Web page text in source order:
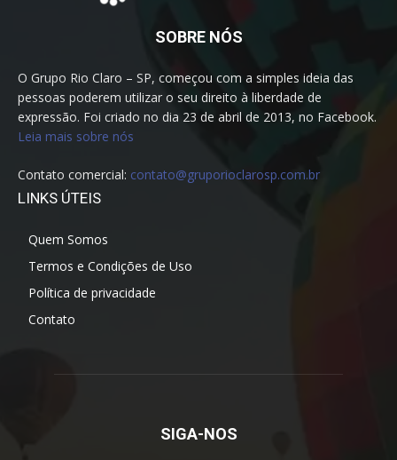
SOBRE NÓS
O Grupo Rio Claro – SP, começou com a simples ideia das
pessoas poderem utilizar o seu direito à liberdade de
expressão. Foi criado no dia 23 de abril de 2013, no Facebook.
Leia mais sobre nós
Contato comercial: contato@gruporioclarosp.com.br
LINKS ÚTEIS
Quem Somos
Termos e Condições de Uso
Política de privacidade
Contato
SIGA-NOS